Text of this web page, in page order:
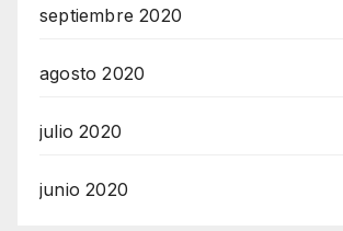
septiembre 2020
agosto 2020
julio 2020
junio 2020